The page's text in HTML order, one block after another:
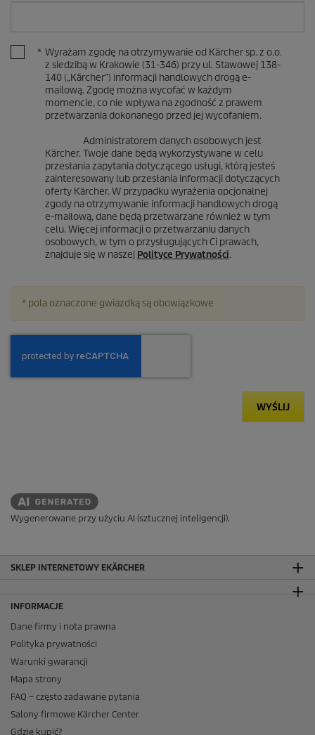
* Wyrażam zgodę na otrzymywanie od Kärcher sp. z o.o.
z siedzibą w Krakowie (31-346) przy ul. Stawowej 138-
140 („Kärcher”) informacji handlowych drogą e-
mailową. Zgodę można wycofać w każdym
momencie, co nie wpływa na zgodność z prawem
przetwarzania dokonanego przed jej wycofaniem.
Administratorem danych osobowych jest
Kärcher. Twoje dane będą wykorzystywane w celu
przesłania zapytania dotyczącego usługi, którą jesteś
zainteresowany lub przesłania informacji dotyczących
oferty Kärcher. W przypadku wyrażenia opcjonalnej
zgody na otrzymywanie informacji handlowych drogą
e-mailową, dane będą przetwarzane również w tym
celu. Więcej informacji o przetwarzaniu danych
osobowych, w tym o przysługujących Ci prawach,
znajduje się w naszej Polityce Prywatności.
* pola oznaczone gwiazdką są obowiązkowe
WYŚLIJ
Wygenerowane przy użyciu AI (sztucznej inteligencji).
SKLEP INTERNETOWY EKÄRCHER
INFORMACJE
Dane firmy i nota prawna
Polityka prywatności
Warunki gwarancji
Mapa strony
FAQ – często zadawane pytania
Salony firmowe Kärcher Center
Gdzie kupić?